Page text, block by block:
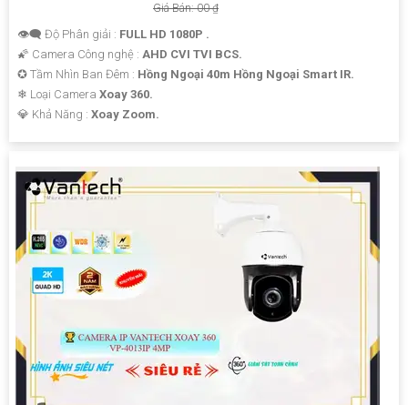
Giá Bán: 00 ₫
👁️‍🗨 Độ Phân giải : FULL HD 1080P .
🌠 Camera Công nghệ : AHD CVI TVI BCS.
✪ Tầm Nhìn Ban Đêm : Hồng Ngoại 40m Hồng Ngoại Smart IR.
❄ Loại Camera Xoay 360.
️💎 Khả Năng : Xoay Zoom.